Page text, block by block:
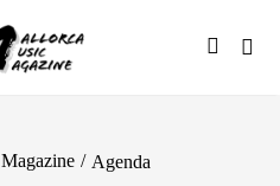
/ Agenda